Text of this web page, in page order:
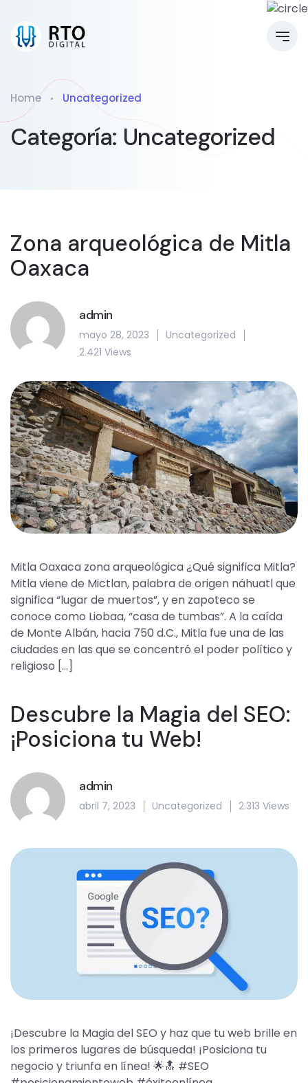
Home Uncategorized
Categoría: Uncategorized
Zona arqueológica de Mitla
Oaxaca
admin
mayo 28, 2023
Uncategorized
2.421 Views
Mitla Oaxaca zona arqueológica ¿Qué significa Mitla?
Mitla viene de Mictlan, palabra de origen náhuatl que
significa “lugar de muertos”, y en zapoteco se
conoce como Liobaa, “casa de tumbas”. A la caída
de Monte Albán, hacia 750 d.C., Mitla fue una de las
ciudades en las que se concentró el poder político y
religioso […]
Descubre la Magia del SEO:
¡Posiciona tu Web!
admin
abril 7, 2023 Uncategorized 2.313 Views
¡Descubre la Magia del SEO y haz que tu web brille en
los primeros lugares de búsqueda! ¡Posiciona tu
negocio y triunfa en línea! 🌟🔝 #SEO